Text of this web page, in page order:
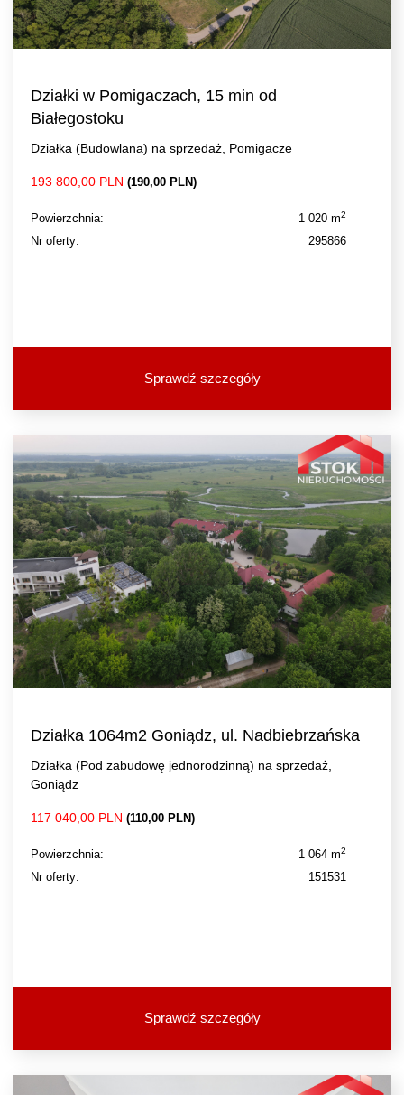
Działki w Pomigaczach, 15 min od
Białegostoku
Działka (Budowlana) na sprzedaż, Pomigacze
193 800,00 PLN (190,00 PLN)
Powierzchnia: 1 020 m2
Nr oferty: 295866
Sprawdź szczegóły
Działka 1064m2 Goniądz, ul. Nadbiebrzańska
Działka (Pod zabudowę jednorodzinną) na sprzedaż,
Goniądz
117 040,00 PLN (110,00 PLN)
Powierzchnia: 1 064 m2
Nr oferty: 151531
Sprawdź szczegóły